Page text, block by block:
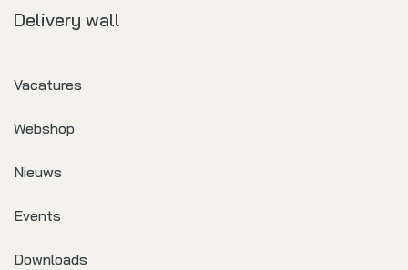
Delivery wall
Vacatures
Webshop
Nieuws
Events
Downloads